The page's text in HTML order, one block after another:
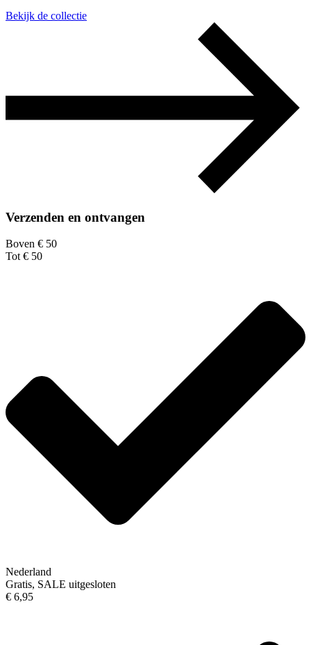
Bekijk de collectie
Verzenden en ontvangen
Boven € 50
Tot € 50
Nederland
Gratis, SALE uitgesloten
€ 6,95